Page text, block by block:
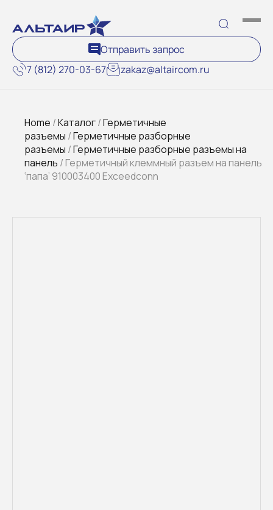
7 (812) 270-03-67 zakaz@altaircom.ru
Отправить запрос
Home /Каталог/Герметичные
разъемы /Герметичные разборные
разъемы /Герметичные разборные разъемы на
панель / Герметичный клеммный разъем на панель
‘папа’ 910003400 Exceedconn